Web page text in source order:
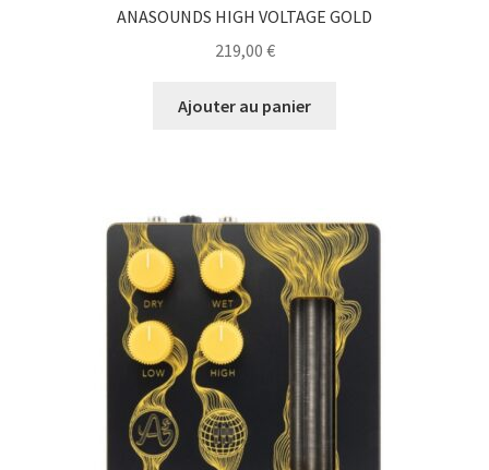
ANASOUNDS HIGH VOLTAGE GOLD
219,00 €
Ajouter au panier